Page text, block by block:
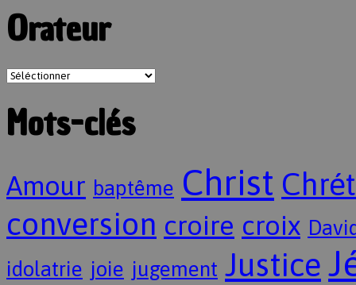
Orateur
Mots-clés
Amour baptême Christ
conversion croire croix
idolatrie joie jugement Justice